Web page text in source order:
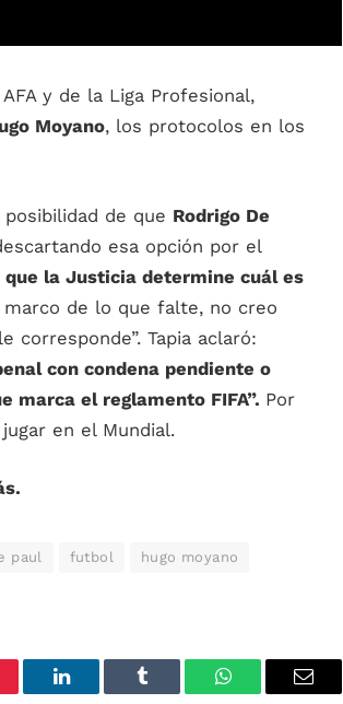
y de la Liga Profesional,
Moyano, los protocolos en los
de que Rodrigo De
esa opción por el
que la Justicia determine cuál es
de lo que falte, no creo
corresponde”. Tapia aclaró:
con condena pendiente o
marca el reglamento FIFA”. Por
en el Mundial.
paul futbol hugo moyano
LinkedIn Tumblr WhatsAppEmail